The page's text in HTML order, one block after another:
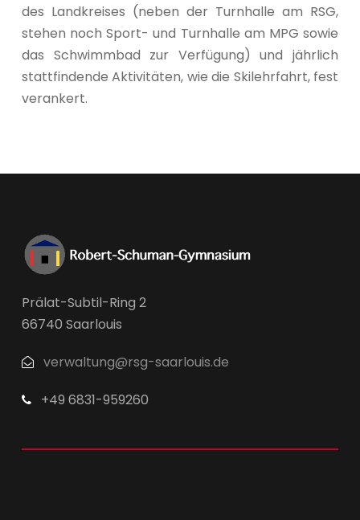
des Landkreises (neben der Turnhalle am RSG,
stehen noch Sport- und Turnhalle am MPG sowie
das Schwimmbad zur Verfügung) und jährlich
stattfindende Aktivitäten, wie die Skilehrfahrt, fest
verankert.
Prälat-Subtil-Ring 2
66740 Saarlouis
verwaltung@rsg-saarlouis.de
+49 6831-959260